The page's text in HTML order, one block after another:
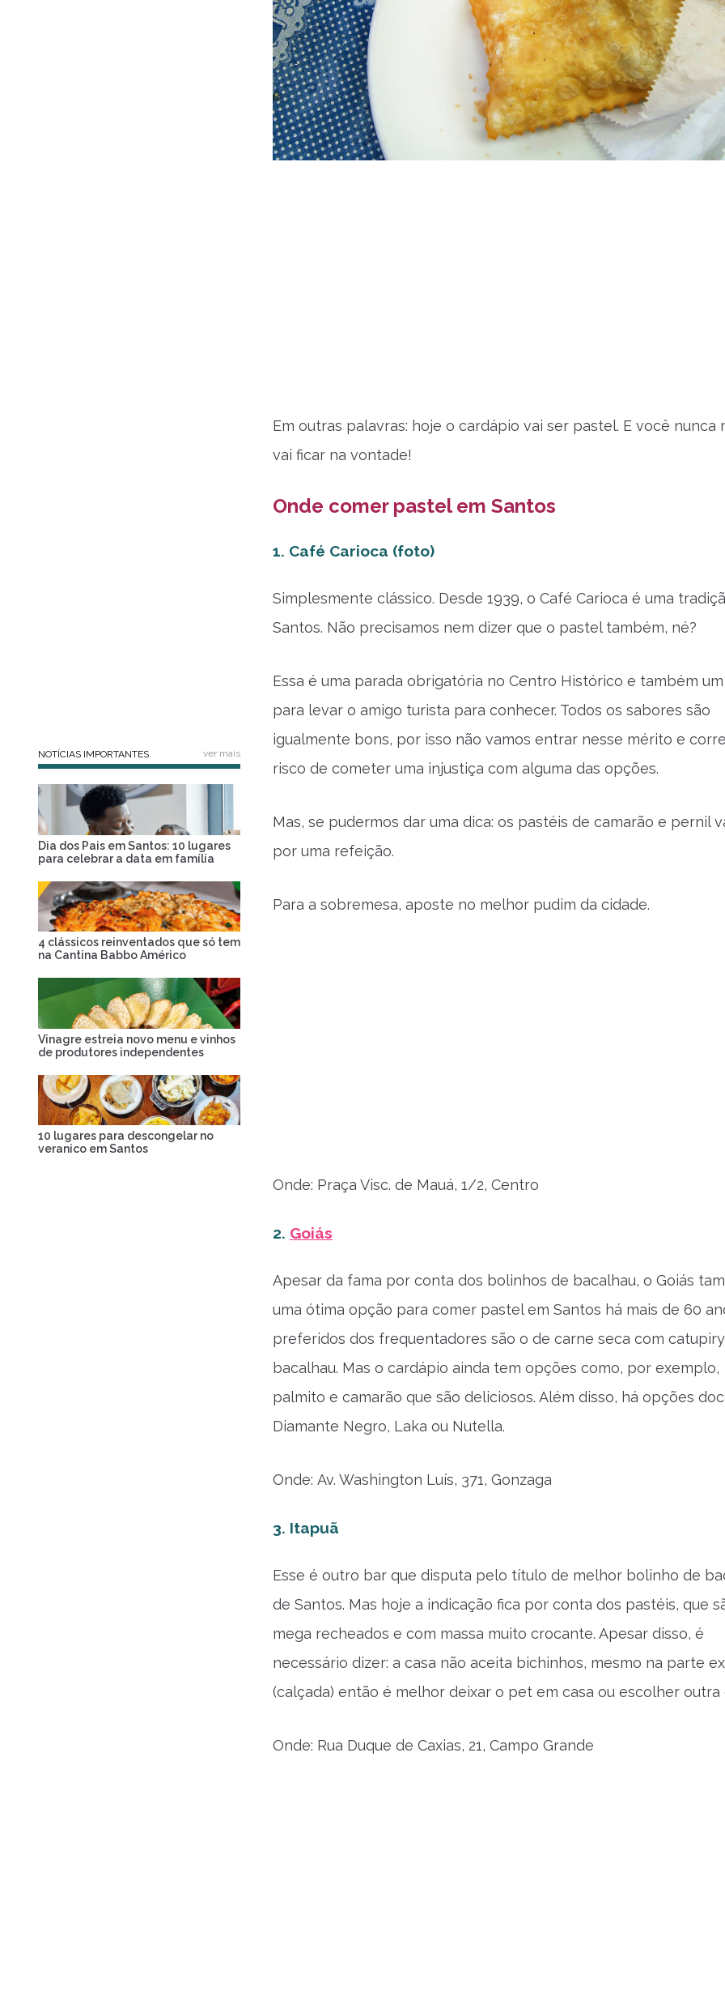
Em outras palavras: hoje o cardápio vai ser pastel. E você nunca
vai ficar na vontade!
Onde comer pastel em Santos
1. Café Carioca (foto)
Simplesmente clássico. Desde 1939, o Café Carioca é uma
Santos. Não precisamos nem dizer que o pastel também, né?
Essa é uma parada obrigatória no Centro Histórico e também
para levar o amigo turista para conhecer. Todos os sabores são
igualmente bons, por isso não vamos entrar nesse mérito e
risco de cometer uma injustiça com alguma das opções.
Mas, se pudermos dar uma dica: os pastéis de camarão e pernil
por uma refeição.
Para a sobremesa, aposte no melhor pudim da cidade.
Onde: Praça Visc. de Mauá, 1/2, Centro
2. Goiás
Apesar da fama por conta dos bolinhos de bacalhau, o Goiás
uma ótima opção para comer pastel em Santos há mais de 60
preferidos dos frequentadores são o de carne seca com
bacalhau. Mas o cardápio ainda tem opções como, por exemplo,
palmito e camarão que são deliciosos. Além disso, há opções
Diamante Negro, Laka ou Nutella.
Onde: Av. Washington Luís, 371, Gonzaga
3. Itapuã
Esse é outro bar que disputa pelo título de melhor bolinho de
de Santos. Mas hoje a indicação fica por conta dos pastéis, que
mega recheados e com massa muito crocante. Apesar disso, é
necessário dizer: a casa não aceita bichinhos, mesmo na parte
(calçada) então é melhor deixar o pet em casa ou escolher outra
Onde: Rua Duque de Caxias, 21, Campo Grande
NOTÍCIAS IMPORTANTES ver mais
Dia dos Pais em Santos: 10 lugares
para celebrar a data em família
4 clássicos reinventados que só tem
na Cantina Babbo Américo
Vinagre estreia novo menu e vinhos
de produtores independentes
10 lugares para descongelar no
veranico em Santos